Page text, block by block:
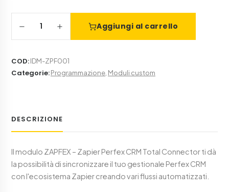
1 Aggiungi al carrello
COD:IDM-ZPF001
Categorie:Programmazione Moduli custom
DESCRIZIONE
Il modulo ZAPFEX – Zapier Perfex CRM Total Connector ti dà
la possibilità di sincronizzare il tuo gestionale Perfex CRM
con l'ecosistema Zapier creando vari flussi automatizzati.